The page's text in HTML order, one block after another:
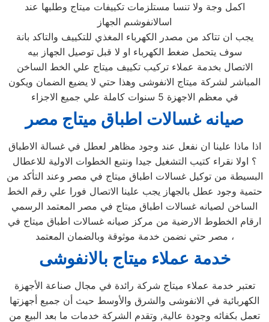
اكمل وجة ولا تنسا مستلزمات تكييفات ميتاج وطلبها عند
اسالانفوشىم الجهاز
يجب ان تتاكد من مصدر الكهرباء المغذي للتكييف والتاكد بانة
سوف يتحمل ضغط الكهرباء او لا قبل توصيل الجهاز بيه
الاتصال بخدمة عملاء تركيب تكييف ميتاج علي الخط الساخن
المباشر لشركة ميتاج الانفوشى وهذا حتي لا يضيع الضمان ويكون
في معظم الاجهزة 5 سنوات كاملة علي جميع الاجزاء
صيانه غسالات اطباق ميتاج مصر
اذا ماذا علينا ان نفعل عند وجود مظاهر لعطل في غسالة الاطباق
؟ اولا نقراء كتيب التشغيل جيدا ونتبع الخطوات الاولية للاعطال
البسيطة من توكيل غسالات اطباق ميتاج في مصر وعند التأكد من
حتمية وجود عطل بالجهاز يجب علينا الاتصال فورا علي رقم الخط
الساخن لصيانه غسالات اطباق ميتاج في مصر المعتمد الرسمي
ارقام الخطوط الارضية من مركز صيانه غسالات اطباق ميتاج في
مصر حتي نضمن خدمة موثوقة وبالضمان المعتمد ،
خدمة عملاء ميتاج بالانفوشى
تعتبر خدمة عملاء ميتاج شركة رائدة في مجال صناعة الأجهزة
الكهربائية في الانفوشى والشرق والأوسط حيث أن جميع أجهزتها
تعمل بكفائه وجودة عالية, وتقدم الشركة خدمات ما بعد البيع من